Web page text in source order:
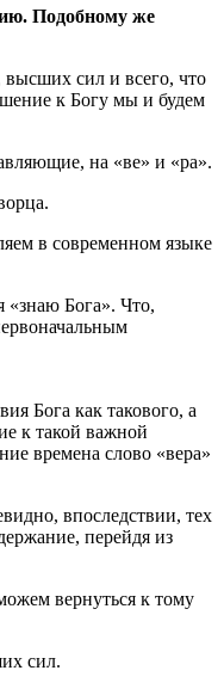
Подобному же
высших сил и всего, что
к Богу мы и будем
на «ве» и «ра».
в современном языке
«знаю Бога». Что,
Бога как такового, а
к такой важной
времена слово «вера»
впоследствии, тех
перейдя из
вернуться к тому
сил.